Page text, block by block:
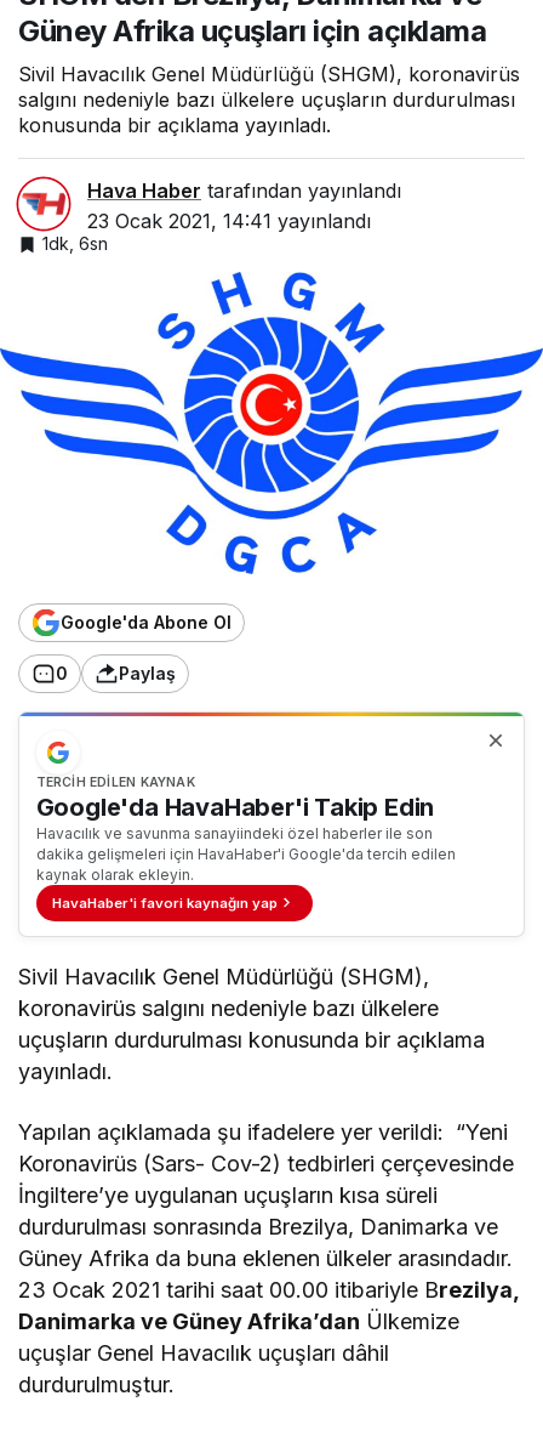
Güney Afrika uçuşları için açıklama
Sivil Havacılık Genel Müdürlüğü (SHGM), koronavirüs
salgını nedeniyle bazı ülkelere uçuşların durdurulması
konusunda bir açıklama yayınladı.
Hava Haber tarafından yayınlandı
23 Ocak 2021, 14:41 yayınlandı
1dk, 6sn
Google'da Abone Ol
0 Paylaş
TERCIH EDILEN KAYNAK
Google'da HavaHaber'i Takip Edin
Havacılık ve savunma sanayiindeki özel haberler ile son
dakika gelişmeleri için HavaHaber'i Google'da tercih edilen
kaynak olarak ekleyin.
HavaHaber'i favori kaynağın yap
Sivil Havacılık Genel Müdürlüğü (SHGM),
koronavirüs salgını nedeniyle bazı ülkelere
uçuşların durdurulması konusunda bir açıklama
yayınladı.
Yapılan açıklamada şu ifadelere yer verildi: “Yeni
Koronavirüs (Sars- Cov-2) tedbirleri çerçevesinde
İngiltere’ye uygulanan uçuşların kısa süreli
durdurulması sonrasında Brezilya, Danimarka ve
Güney Afrika da buna eklenen ülkeler arasındadır.
23 Ocak 2021 tarihi saat 00.00 itibariyle Brezilya,
Danimarka ve Güney Afrika’dan Ülkemize
uçuşlar Genel Havacılık uçuşları dâhil
durdurulmuştur.